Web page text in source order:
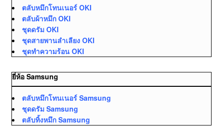
ตลับหมึกโทนเนอร์ OKI
ตลับผ้าหมึก OKI
ชุดดรัม OKI
ชุดสายพานลำเลียง OKI
ชุดทำความร้อน OKI
ยี่ห้อ Samsung
ตลับหมึกโทนเนอร์ Samsung
ชุดดรัม Samsung
ตลับทิ้งหมึก Samsung